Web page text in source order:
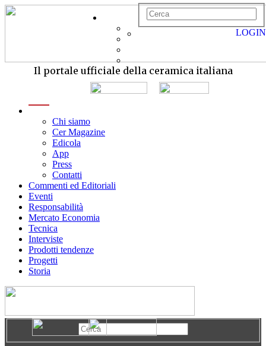
Il portale ufficiale della ceramica italiana
Chi siamo
Cer Magazine
Edicola
App
Press
Contatti
Commenti ed Editoriali
Eventi
Responsabilità
Mercato Economia
Tecnica
Interviste
Prodotti tendenze
Progetti
Storia
LOGIN